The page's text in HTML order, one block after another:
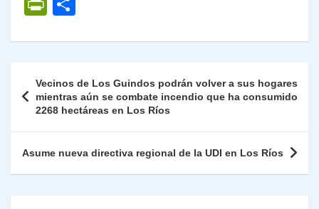
at
s
p
p
gr
m
e
o
o
k
er e
n
y
n
l
l
nt
Fr
ie
n
dl
y
m
p
ar
tir
de
entradas
Vecinos de Los Guindos podrán volver a sus hogares
mientras aún se combate incendio que ha consumido
2268 hectáreas en Los Ríos
Asume nueva directiva regional de la UDI en Los Ríos